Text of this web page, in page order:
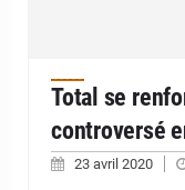
Total se
controversé
23 avril 2020